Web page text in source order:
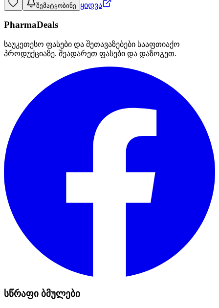
შემატყობინე ყიდვა
PharmaDeals
საუკეთესო ფასები და შეთავაზებები სააფთიაქო
პროდუქციაზე. შეადარეთ ფასები და დაზოგეთ.
სწრაფი ბმულები